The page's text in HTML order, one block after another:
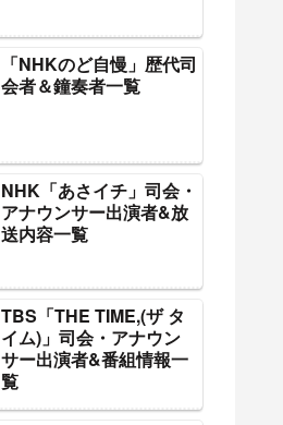
「NHKのど自慢」歴代司
会者＆鐘奏者一覧
NHK「あさイチ」司会・
アナウンサー出演者&放
送内容一覧
TBS「THE TIME,(ザ タ
イム)」司会・アナウン
サー出演者&番組情報一
覧